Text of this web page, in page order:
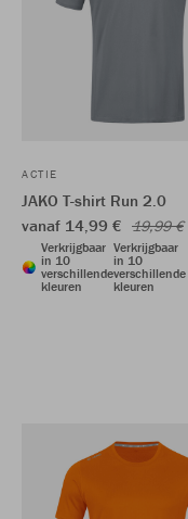
ACTIE
JAKO T-shirt Run 2.0
vanaf 14,99 € 19,99 €
Verkrijgbaar
in 10
verschillende
kleuren
Verkrijgbaar
in 10
verschillende
kleuren